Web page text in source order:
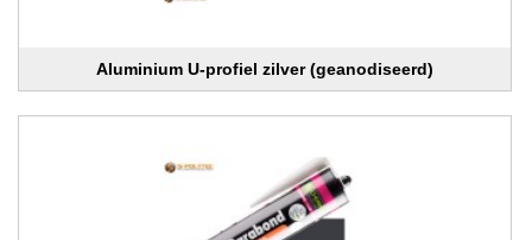
Aluminium U-profiel zilver (geanodiseerd)